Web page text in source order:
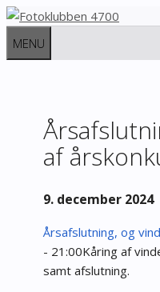
Hop
MENU
af
9. december 2024
Årsafslutning, og
- 21:00Kåring af
samt afslutning.